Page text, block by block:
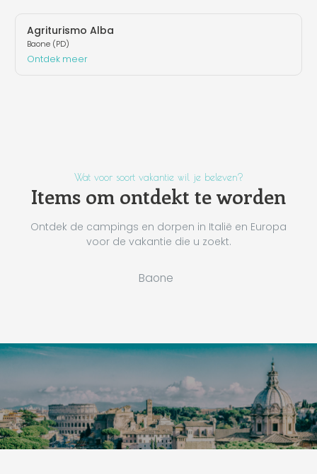
Agriturismo Alba
Baone (PD)
Ontdek meer
Wat voor soort vakantie wil je beleven?
Items om ontdekt te worden
Ontdek de campings en dorpen in Italië en Europa
voor de vakantie die u zoekt.
Baone